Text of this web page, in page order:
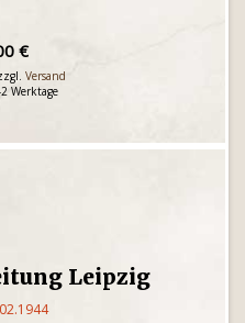
€
Versand
Werktage
Leipzig